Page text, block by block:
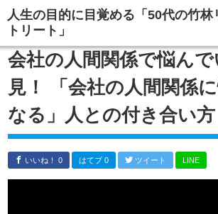
人生の目的に目覚める「50代の竹林
トリート」
会社の人間関係で悩ん
見！ 「会社の人間関係
なる」人との付き合い方
いいね！ 0 はてブ 0 ツイート LINE